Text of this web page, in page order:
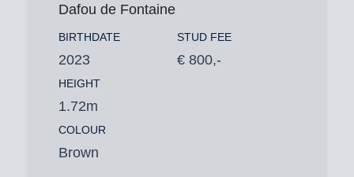
Dafou de Fontaine
BIRTHDATE
2023
HEIGHT
1.72m
COLOUR
Brown
STUD FEE
€ 800,-